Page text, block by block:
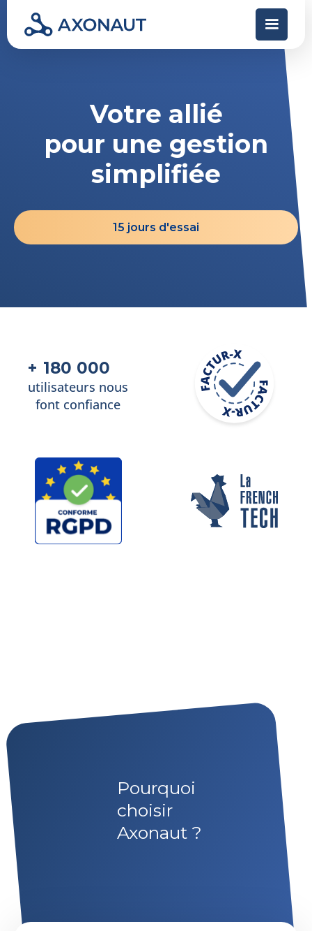
Votre allié
pour une gestion
simplifiée
15 jours d'essai
+ 180 000
utilisateurs nous
font confiance
Pourquoi
choisir
Axonaut ?